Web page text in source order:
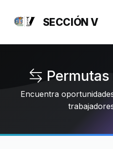
SECCIÓN V
Encuentra